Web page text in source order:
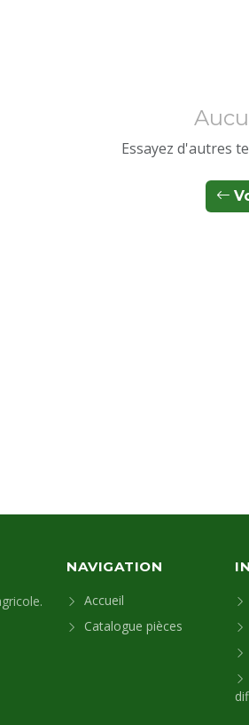
Essayez d'autres
NAVIGATION
Accueil
Catalogue pièces